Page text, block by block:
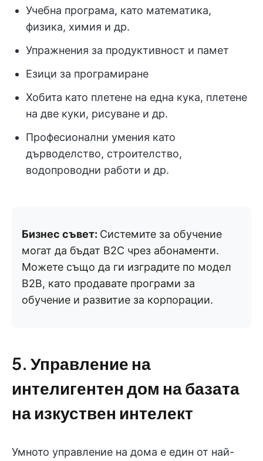
Учебна програма, като математика,
физика, химия и др.
Упражнения за продуктивност и памет
Езици за програмиране
Хобита като плетене на една кука, плетене
на две куки, рисуване и др.
Професионални умения като
дърводелство, строителство,
водопроводни работи и др.
Бизнес съвет: Системите за обучение
могат да бъдат B2C чрез абонаменти.
Можете също да ги изградите по модел
B2B, като продавате програми за
обучение и развитие за корпорации.
5. Управление на
интелигентен дом на базата
на изкуствен интелект
Умното управление на дома е един от най-